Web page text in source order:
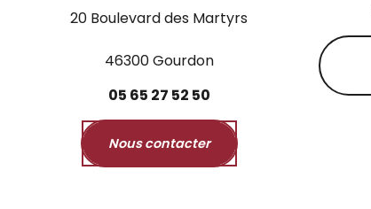
20 Boulevard des Martyrs
46300 Gourdon
05 65 27 52 50
Nous contacter